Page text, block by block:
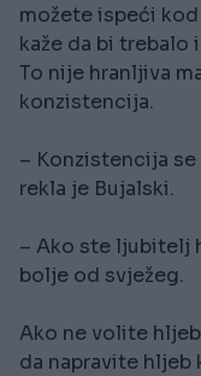
možete ispeći
kaže da bi trebalo
To nije hranljiva
konzistencija.
– Konzistencija se
rekla je Bujalski.
– Ako ste ljubitelj
bolje od svježeg.
Ako ne volite
da napravite hljeb